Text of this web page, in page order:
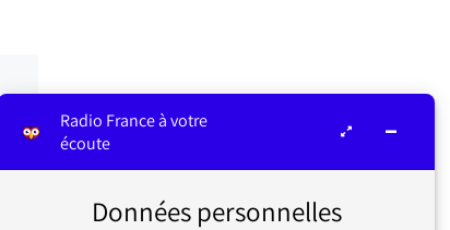
Radio France à votre
écoute
Données personnelles